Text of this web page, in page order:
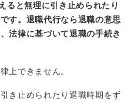
ると無理に引き止められたり
す。退職代行なら退職の意思
法律に基づいて退職の手続き
上できません。
き止められたり退職時期をず